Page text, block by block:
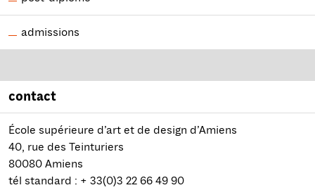
admissions
contact
École supérieure d’art et de design d’Amiens
40, rue des Teinturiers
80080 Amiens
tél standard : + 33(0)3 22 66 49 90